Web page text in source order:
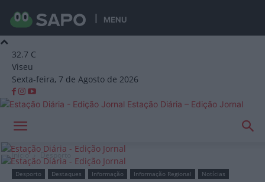
MENU
32.7 C
Viseu
Sexta-feira, 7 de Agosto de 2026
Estação Diária – Edição Jornal
Início Desporto
Desporto Destaques Informação Informação Regional
Notícias